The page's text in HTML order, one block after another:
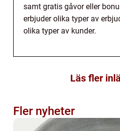
samt gratis gåvor eller
erbjuder olika typer av
olika typer av kunder.
Läs fler
Fler nyheter